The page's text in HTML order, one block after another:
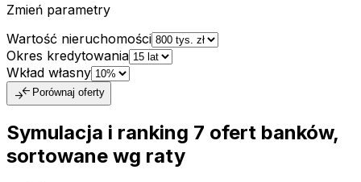
Zmień parametry
Wartość nieruchomości
Okres kredytowania
Wkład własny
compare_arrows Porównaj oferty
Symulacja i ranking 7 ofert banków,
sortowane wg raty